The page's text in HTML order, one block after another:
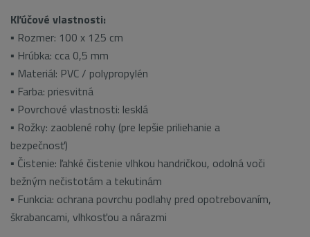
Kľúčové vlastnosti:
▪ Rozmer: 100 x 125 cm
▪ Hrúbka: cca 0,5 mm
▪ Materiál: PVC / polypropylén
▪ Farba: priesvitná
▪ Povrchové vlastnosti: lesklá
▪ Rožky: zaoblené rohy (pre lepšie priliehanie a
bezpečnosť)
▪ Čistenie: ľahké čistenie vlhkou handričkou, odolná voči
bežným nečistotám a tekutinám
▪ Funkcia: ochrana povrchu podlahy pred opotrebovaním,
škrabancami, vlhkosťou a nárazmi